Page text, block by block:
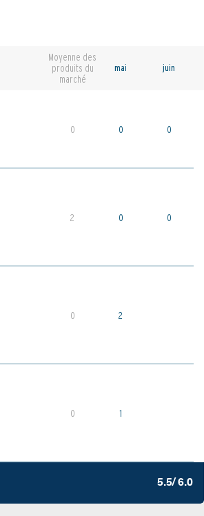
Moyenne des
produits du
marché
mai juin
0 0 0
2 0 0
0 2
0 1
5.5/ 6.0